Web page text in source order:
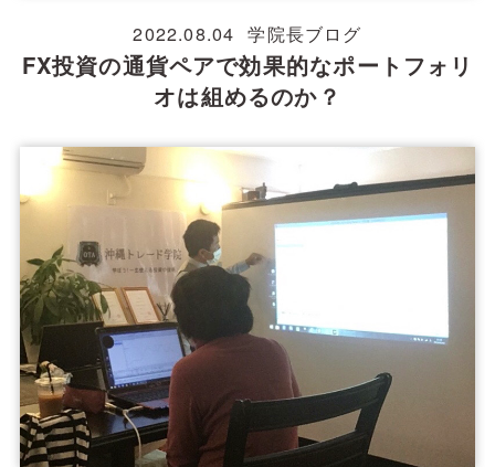
2022.08.04 学院長ブログ
FX投資の通貨ペアで効果的なポートフォリ
オは組めるのか？